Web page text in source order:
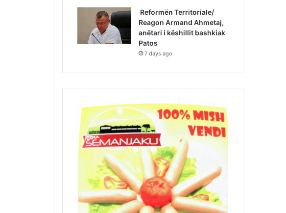
Reformën Territoriale/
Reagon Armand Ahmetaj,
anëtari i këshillit bashkiak
Patos
7 days ago